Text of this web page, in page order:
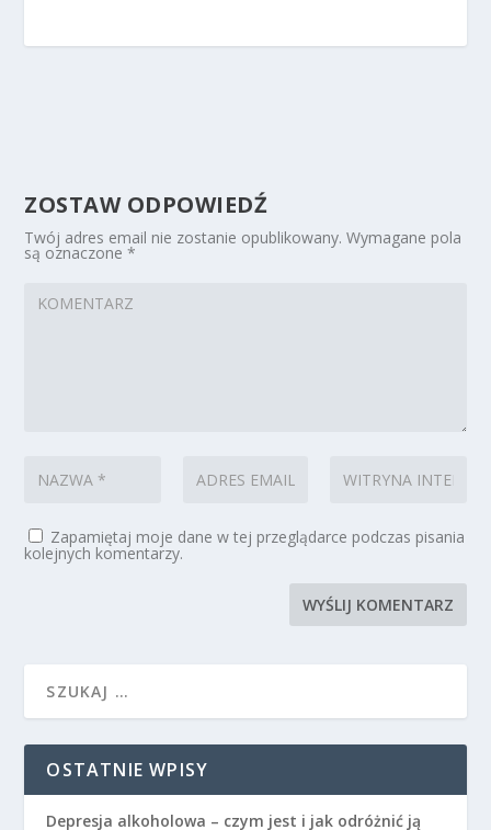
ZOSTAW ODPOWIEDŹ
Twój adres email nie zostanie opublikowany. Wymagane pola
są oznaczone*
Zapamiętaj moje dane w tej przeglądarce podczas pisania
kolejnych komentarzy.
OSTATNIE WPISY
Depresja alkoholowa – czym jest i jak odróżnić ją